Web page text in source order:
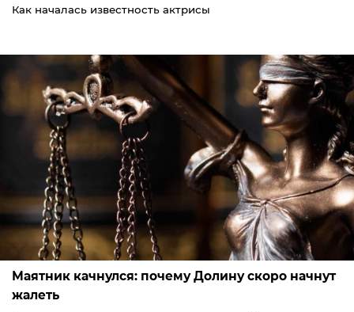
Как началась известность актрисы
Маятник качнулся: почему Долину скоро начнут
жалеть